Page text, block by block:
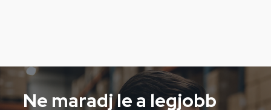
Ne maradj le a legjobb